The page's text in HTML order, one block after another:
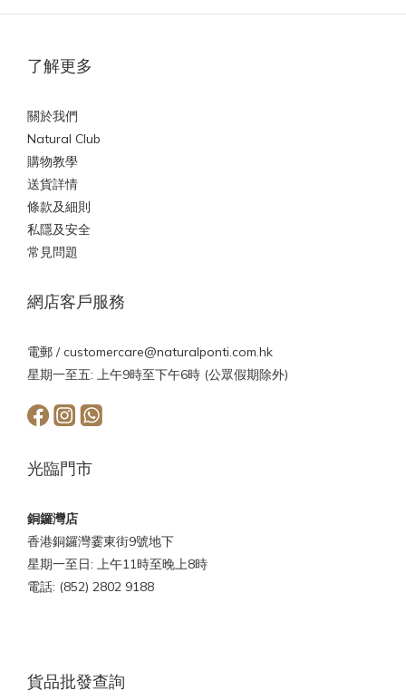
了解更多
關於我們
Natural Club
購物教學
送貨詳情
條款及細則
私隱及安全
常見問題
網店客戶服務
電郵 /customercare@naturalponti.com.hk
星期一至五: 上午9時至下午6時 (公眾假期除外)
光臨門市
銅鑼灣店
香港銅鑼灣霎東街9號地下
星期一至日: 上午11時至晚上8時
電話: (852) 2802 9188
貨品批發查詢